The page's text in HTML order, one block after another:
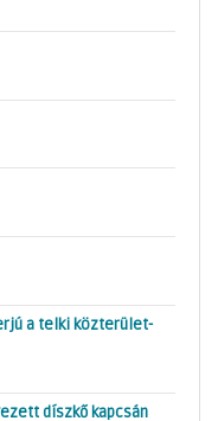
a telki közterület-
díszkő kapcsán